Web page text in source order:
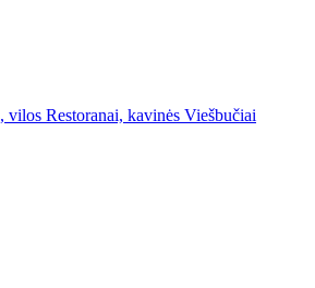
vilos Restoranai, kavinės Viešbučiai